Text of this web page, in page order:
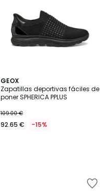
GEOX
Zapatillas deportivas fáciles de
poner SPHERICA PPLUS
109.00 €
92.65 € -15%